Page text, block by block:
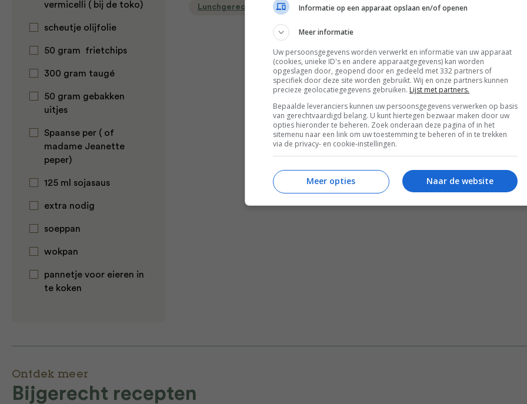
vermicelli ( bij de toko)
scheutje olijfolie
50 gram frietchips
300 gram taugé
50 gram gebakken
uitjes
Spaanse per ( of
madame Jeanette
peper)
125 ml sojasaus
extra nodig
soeppan
wokpan
pannetje voor eieren in
te koken
Lunchgerecht Recepten Soepen
Ontdek meer
Bijgerecht recepten
Informatie op een apparaat opslaan en/of openen
Meer informatie
Uw persoonsgegevens worden verwerkt en informatie van uw apparaat
(cookies, unieke ID's en andere apparaatgegevens) kan worden
opgeslagen door, geopend door en gedeeld met 332 partners of
specifiek door deze site worden gebruikt. Wij en onze partners kunnen
precieze geolocatiegegevens gebruiken. Lijst met partners.
Bepaalde leveranciers kunnen uw persoonsgegevens verwerken op basis
van gerechtvaardigd belang. U kunt hiertegen bezwaar maken door uw
opties hieronder te beheren. Zoek onderaan deze pagina of in het
sitemenu naar een link om uw toestemming te beheren of in te trekken
via de privacy- en cookie-instellingen.
Naar de website
Meer opties